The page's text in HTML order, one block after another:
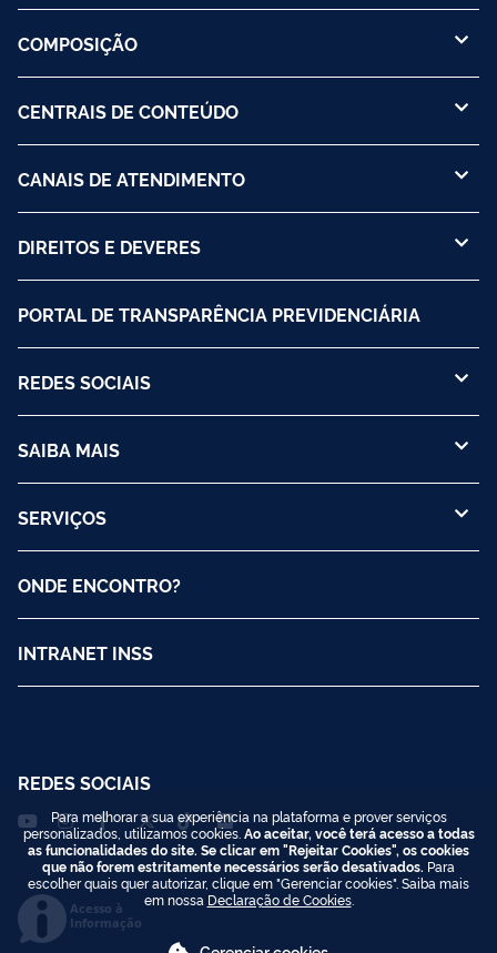
COMPOSIÇÃO
CENTRAIS DE CONTEÚDO
CANAIS DE ATENDIMENTO
DIREITOS E DEVERES
PORTAL DE TRANSPARÊNCIA PREVIDENCIÁRIA
REDES SOCIAIS
SAIBA MAIS
SERVIÇOS
ONDE ENCONTRO?
INTRANET INSS
REDES SOCIAIS
Acesso à
Informação
Para melhorar a sua experiência na plataforma e prover serviços
personalizados, utilizamos cookies. Ao aceitar, você terá acesso a todas
as funcionalidades do site. Se clicar em "Rejeitar Cookies", os cookies
que não forem estritamente necessários serão desativados. Para
escolher quais quer autorizar, clique em "Gerenciar cookies". Saiba mais
em nossa Declaração de Cookies.